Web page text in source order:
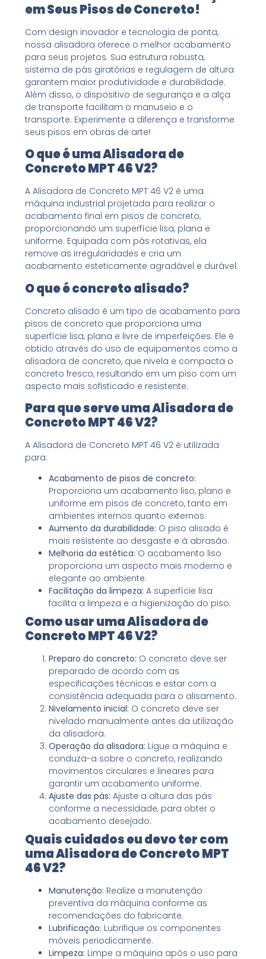
em Seus Pisos de Concreto!
Com design inovador e tecnologia de ponta,
nossa alisadora oferece o melhor acabamento
para seus projetos. Sua estrutura robusta,
sistema de pás giratórias e regulagem de altura
garantem maior produtividade e durabilidade.
Além disso, o dispositivo de segurança e a alça
de transporte facilitam o manuseio e o
transporte. Experimente a diferença e transforme
seus pisos em obras de arte!
O que é uma Alisadora de
Concreto MPT 46 V2?
A Alisadora de Concreto MPT 46 V2 é uma
máquina industrial projetada para realizar o
acabamento final em pisos de concreto,
proporcionando um superfície lisa, plana e
uniforme. Equipada com pás rotativas, ela
remove as irregularidades e cria um
acabamento esteticamente agradável e durável.
O que é concreto alisado?
Concreto alisado é um tipo de acabamento para
pisos de concreto que proporciona uma
superfície lisa, plana e livre de imperfeições. Ele é
obtido através do uso de equipamentos como a
alisadora de concreto, que nivela e compacta o
concreto fresco, resultando em um piso com um
aspecto mais sofisticado e resistente.
Para que serve uma Alisadora de
Concreto MPT 46 V2?
A Alisadora de Concreto MPT 46 V2 é utilizada
para:
Acabamento de pisos de concreto:
Proporciona um acabamento liso, plano e
uniforme em pisos de concreto, tanto em
ambientes internos quanto externos.
Aumento da durabilidade: O piso alisado é
mais resistente ao desgaste e à abrasão.
Melhoria da estética: O acabamento liso
proporciona um aspecto mais moderno e
elegante ao ambiente.
Facilitação da limpeza: A superfície lisa
facilita a limpeza e a higienização do piso.
Como usar uma Alisadora de
Concreto MPT 46 V2?
Preparo do concreto: O concreto deve ser
preparado de acordo com as
especificações técnicas e estar com a
consistência adequada para o alisamento.
Nivelamento inicial: O concreto deve ser
nivelado manualmente antes da utilização
da alisadora.
Operação da alisadora: Ligue a máquina e
conduza-a sobre o concreto, realizando
movimentos circulares e lineares para
garantir um acabamento uniforme.
Ajuste das pás: Ajuste a altura das pás
conforme a necessidade, para obter o
acabamento desejado.
Quais cuidados eu devo ter com
uma Alisadora de Concreto MPT
46 V2?
Manutenção: Realize a manutenção
preventiva da máquina conforme as
recomendações do fabricante.
Lubrificação: Lubrifique os componentes
móveis periodicamente.
Limpeza: Limpe a máquina após o uso para